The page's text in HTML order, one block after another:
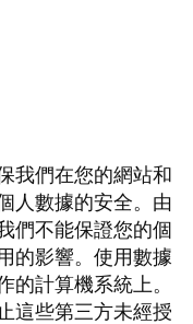
我們在您的網站和
人數據的安全。由
們不能保證您的個
的影響。使用數據
的計算機系統上。
這些第三方未經授